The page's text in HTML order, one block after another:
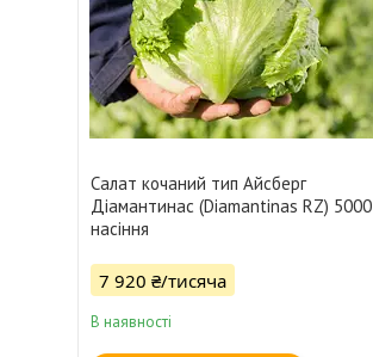
Салат кочаний тип Айсберг
Діамантинас (Diamantinas RZ) 5000
насіння
7 920 ₴/тисяча
В наявності